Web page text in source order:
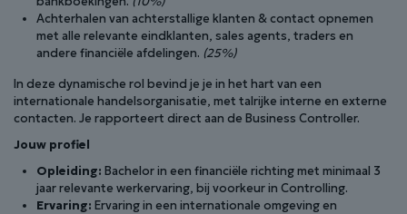
Achterhalen van achterstallige klanten & contact opnemen
met alle relevante eindklanten, sales agents, traders en
andere financiële afdelingen. (25%)
In deze dynamische rol bevind je je in het hart van een
internationale handelsorganisatie, met talrijke interne en externe
contacten. Je rapporteert direct aan de Business Controller.
Jouw profiel
Opleiding: Bachelor in een financiële richting met minimaal 3
jaar relevante werkervaring, bij voorkeur in Controlling.
Ervaring: Ervaring in een internationale omgeving en